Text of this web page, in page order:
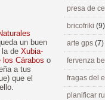
un buen
la de Xubia-
los Cárabos o
a tus
que el
presa de
bricofriki (9)
arte gps (7)
fervenza
fragas del
planificar